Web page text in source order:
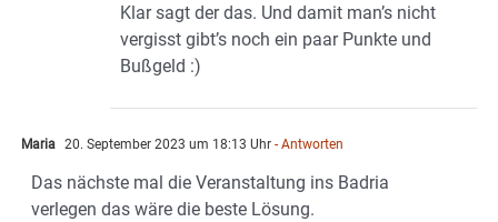
Klar sagt der das. Und damit man’s nicht
vergisst gibt’s noch ein paar Punkte und
Bußgeld :)
Maria 20. September 2023 um 18:13 Uhr - Antworten
Das nächste mal die Veranstaltung ins Badria
verlegen das wäre die beste Lösung.